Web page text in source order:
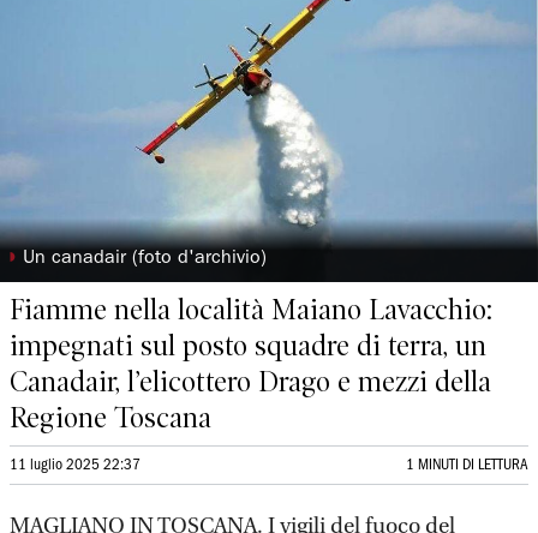
◗ Un canadair (foto d'archivio)
Fiamme nella località Maiano Lavacchio:
impegnati sul posto squadre di terra, un
Canadair, l’elicottero Drago e mezzi della
Regione Toscana
11 luglio 2025 22:37 1 MINUTI DI LETTURA
MAGLIANO IN TOSCANA. I vigili del fuoco del